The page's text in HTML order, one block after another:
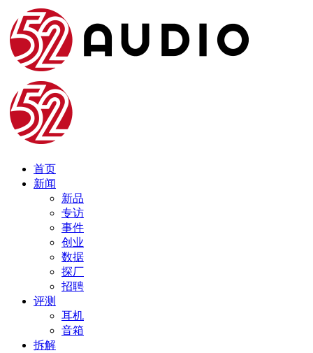
首页
新闻
新品
专访
事件
创业
数据
探厂
招聘
评测
耳机
音箱
拆解